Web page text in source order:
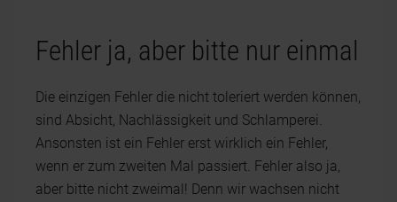
Fehler ja, aber bitte nur einmal
Die einzigen Fehler die nicht toleriert werden können,
sind Absicht, Nachlässigkeit und Schlamperei.
Ansonsten ist ein Fehler erst wirklich ein Fehler,
wenn er zum zweiten Mal passiert. Fehler also ja,
aber bitte nicht zweimal! Denn wir wachsen nicht